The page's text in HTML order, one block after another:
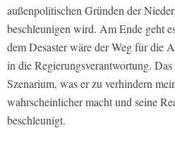
außenpolitischen Gründen der
beschleunigen wird. Am Ende geht
dem Desaster wäre der Weg für die
in die Regierungsverantwortung.
Szenarium, was er zu verhindern
wahrscheinlicher macht und seine
beschleunigt.